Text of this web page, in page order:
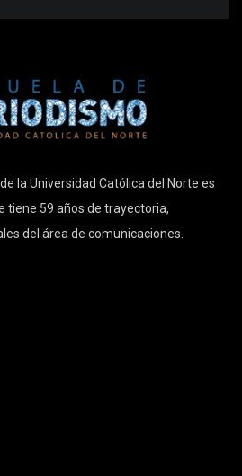
la Universidad Católica del Norte es
tiene 59 años de trayectoria,
del área de comunicaciones.